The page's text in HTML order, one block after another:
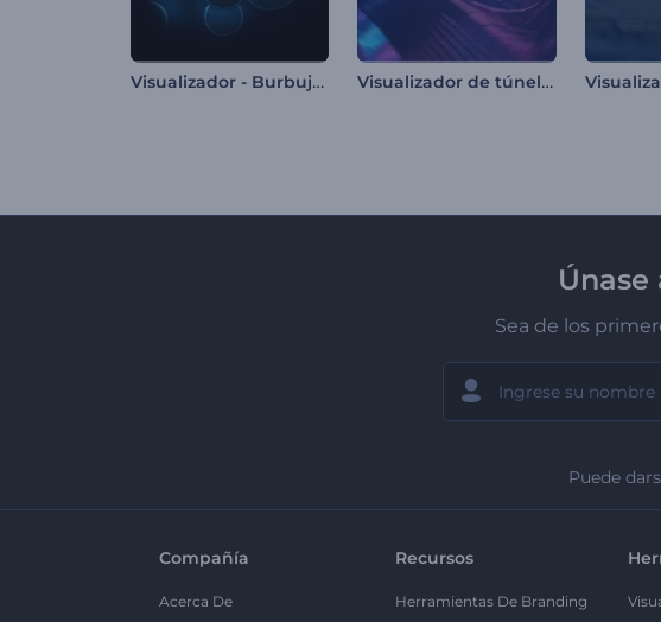
Visualizador - Burbujas de Neón Visualizador de túnel luminiscente
Sea de los
Puede
Compañía
Acerca De
Recursos
Herramientas De Branding